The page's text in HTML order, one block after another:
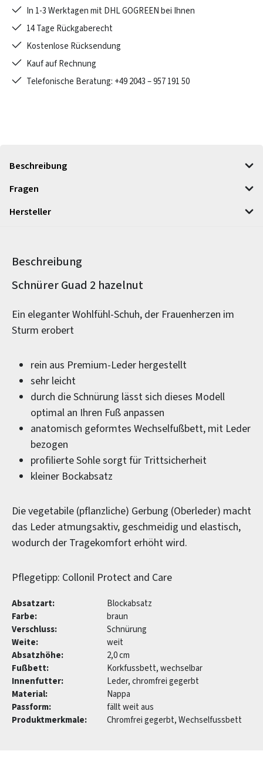
In 1-3 Werktagen mit DHL GOGREEN bei Ihnen
14 Tage Rückgaberecht
Kostenlose Rücksendung
Kauf auf Rechnung
Telefonische Beratung: +49 2043 – 957 191 50
Beschreibung
Fragen
Hersteller
Beschreibung
Produktinformationen
Schnürer Guad 2 hazelnut
Ein eleganter Wohlfühl-Schuh, der Frauenherzen im
Sturm erobert
rein aus Premium-Leder hergestellt
sehr leicht
durch die Schnürung lässt sich dieses Modell
optimal an Ihren Fuß anpassen
anatomisch geformtes Wechselfußbett, mit Leder
bezogen
profilierte Sohle sorgt für Trittsicherheit
kleiner Bockabsatz
Die vegetabile (pflanzliche) Gerbung (Oberleder) macht
das Leder atmungsaktiv, geschmeidig und elastisch,
wodurch der Tragekomfort erhöht wird.
Pflegetipp: Collonil Protect and Care
Absatzart:
Blockabsatz
Farbe:
braun
Verschluss:
Schnürung
Weite:
weit
Absatzhöhe:
2,0 cm
Fußbett:
Korkfussbett, wechselbar
Innenfutter:
Leder, chromfrei gegerbt
Material:
Nappa
Passform:
fällt weit aus
Produktmerkmale:
Chromfrei gegerbt, Wechselfussbett